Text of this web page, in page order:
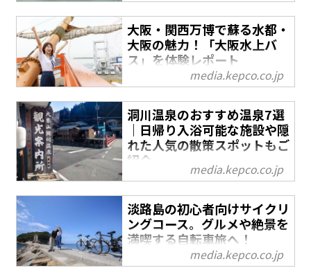
西サイクルスポーツセンター」
では、約100種類の変わり種自
転車や、自転車にまつわるアト
ラクションを楽しめます。
WITHYOU編集部が、施設の楽し
み方をお届けします！
大阪・関西万博で蘇る水都・
大阪の魅力！「大阪水上バ
ス」を体験レポート
2023年に40周年を迎えた大阪水
上バスが運航する「サンタマリ
ア」は、大阪・関西万博の会場
「夢洲」が見えると話題に。
「WITH YOU」編集部が実際に
乗船し現地の様子をお届けしま
す。
media.kepco.co.jp
洞川温泉のおすすめ温泉7選
｜日帰り入浴可能な施設や隠
れた人気の散策スポットもご
紹介
洞川温泉は、修験道の根本道場
として1300年以上の歴史を刻ん
だ大峯山のお膝元にあり、行者
と呼ばれる修行者や参詣者が心
身を癒す場所として栄えた歴史
ある温泉街です。
media.kepco.co.jp
淡路島の初心者向けサイクリ
ングコース。グルメや絶景を
満喫する自転車旅へ！
淡路島観光の人気アクティビテ
media.kepco.co.jp